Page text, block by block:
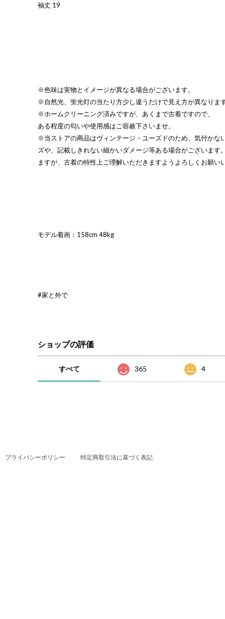
袖丈 19
※色味は実物とイメージが異なる場合がございます。
※自然光、蛍光灯の当たり方少し違うだけで見え方が異なりま
※ホームクリーニング済みですが、あくまで古着ですので、
ある程度の匂いや使用感はご容赦下さいませ。
※当ストアの商品はヴィンテージ・ユーズドのため、気付かな
ズや、記載しきれない細かいダメージ等ある場合がございます
ますが、古着の特性上ご理解いただきますようよろしくお願い
モデル着画：158cm 48kg
#家と外で
ショップの評価
すべて 365 4
プライバシーポリシー 特定商取引法に基づく表記